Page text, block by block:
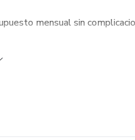
mensual sin
de deudas con un plan claro.